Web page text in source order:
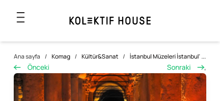
Ana sayfa / Komag / Kültür&Sanat / İstanbul Müzeleri İstanbul' ...
Önceki Sonraki ,